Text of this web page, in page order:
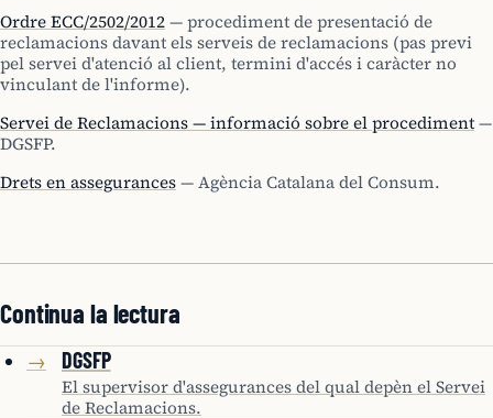
Ordre ECC/2502/2012— procediment de presentació de
reclamacions davant els serveis de reclamacions (pas previ
pel servei d'atenció al client, termini d'accés i caràcter no
vinculant de l'informe).
Servei de Reclamacions — informació sobre el procediment—
DGSFP.
Drets en assegurances— Agència Catalana del Consum.
Continua la lectura
→ DGSFP
El supervisor d'assegurances del qual depèn el Servei
de Reclamacions.